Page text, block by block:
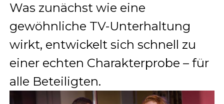
Was zunächst wie eine
gewöhnliche TV-Unterhaltung
wirkt, entwickelt sich schnell zu
einer echten Charakterprobe – für
alle Beteiligten.